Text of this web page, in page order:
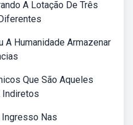
A Lotação De Três
Humanidade Armazenar
Que São Aqueles
Indiretos
Nas